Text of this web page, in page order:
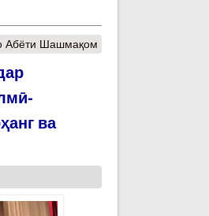
Абёти Шашмақом
ва